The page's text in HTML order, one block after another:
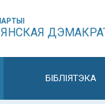
БІБЛІЯТЭКА